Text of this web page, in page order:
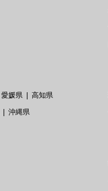
愛媛県
高知県
沖縄県